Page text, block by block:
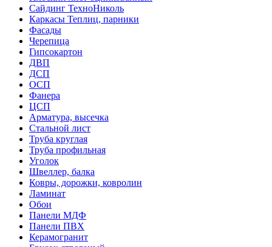
Сайдинг ТехноНиколь
Каркасы Теплиц, парники
Фасады
Черепица
Гипсокартон
ДВП
ДСП
ОСП
Фанера
ЦСП
Арматура, высечка
Стальной лист
Труба круглая
Труба профильная
Уголок
Швеллер, балка
Ковры, дорожки, ковролин
Ламинат
Обои
Панели МДФ
Панели ПВХ
Керамогранит